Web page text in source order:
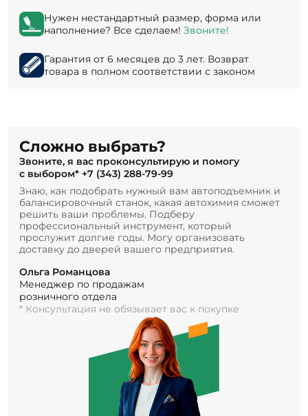
Нужен нестандартный размер, форма или
наполнение? Все сделаем! Звоните!
Гарантия от 6 месяцев до 3 лет. Возврат
товара в полном соответствии с законом
Сложно выбрать?
Звоните, я вас проконсультирую и помогу
с выбором* +7 (343) 288-79-99
Знаю, как подобрать нужный вам автоподъемник и
балансировочный станок, какая автохимия сможет
решить ваши проблемы. Подберу
профессиональный инструмент, который
прослужит долгие годы. Могу организовать
доставку до дверей вашего предприятия.
Ольга Романцова
Менеджер по продажам
розничного отдела
* Консультация не обязывает вас к покупке